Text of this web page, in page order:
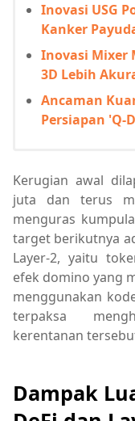
Inovasi USG
Kanker
Inovasi Mixer
3D Lebih
Ancaman
Persiapan 'Q-
Kerugian awal
juta dan terus
menguras
target berikutnya
Layer-2, yaitu
efek domino yang
menggunakan
terpaksa
kerentanan
Dampak